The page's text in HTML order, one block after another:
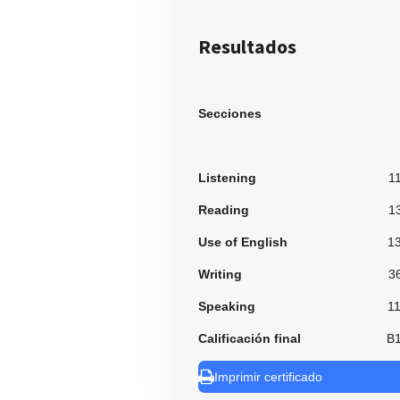
Resultados
Secciones
Listening 11
Reading
Use of English 13
Writing
Speaking 11
Calificación final
Imprimir certificado